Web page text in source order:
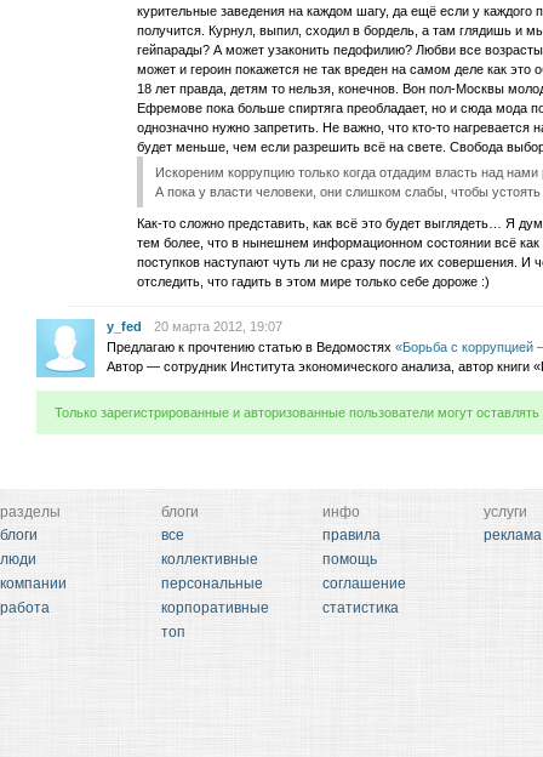
курительные заведения на каждом шагу, да ещё если у каждого
получится. Курнул, выпил, сходил в бордель, а там глядишь и
гейпарады? А может узаконить педофилию? Любви все
может и героин покажется не так вреден на самом деле как это
18 лет правда, детям то нельзя, конечнов. Вон пол-Москвы
Ефремове пока больше спиртяга преобладает, но и сюда мода
однозначно нужно запретить. Не важно, что кто-то
будет меньше, чем если разрешить всё на свете. Свобода
Искореним коррупцию только когда отдадим власть над нами
А пока у власти человеки, они слишком слабы, чтобы
Как-то сложно представить, как всё это будет выглядеть… Я
тем более, что в нынешнем информационном состоянии всё
поступков наступают чуть ли не сразу после их совершения. И
отследить, что гадить в этом мире только себе дороже :)
y_fed
20 марта 2012, 19:07
Предлагаю к прочтению статью в Ведомостях «Борьба с коррупцией
Автор — сотрудник Института экономического анализа, автор книги
Только зарегистрированные и авторизованные пользователи могут
разделы
блоги
люди
компании
работа
блоги
все
коллективные
персональные
корпоративные
топ
инфо
правила
помощь
соглашение
статистика
услуги
реклама